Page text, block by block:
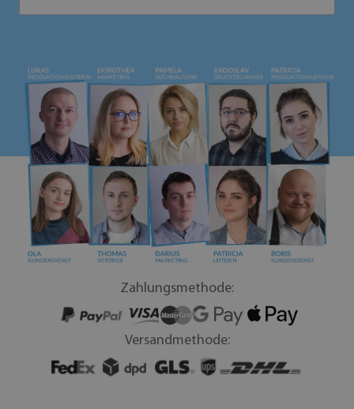
Zahlungsmethode:
Versandmethode: